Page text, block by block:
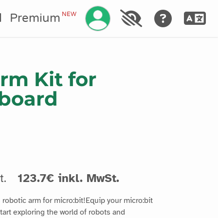
PremiumNEW
Kit for
123.7€ inkl. MwSt.
arm for micro:bit!Equip your micro:bit
exploring the world of robots and